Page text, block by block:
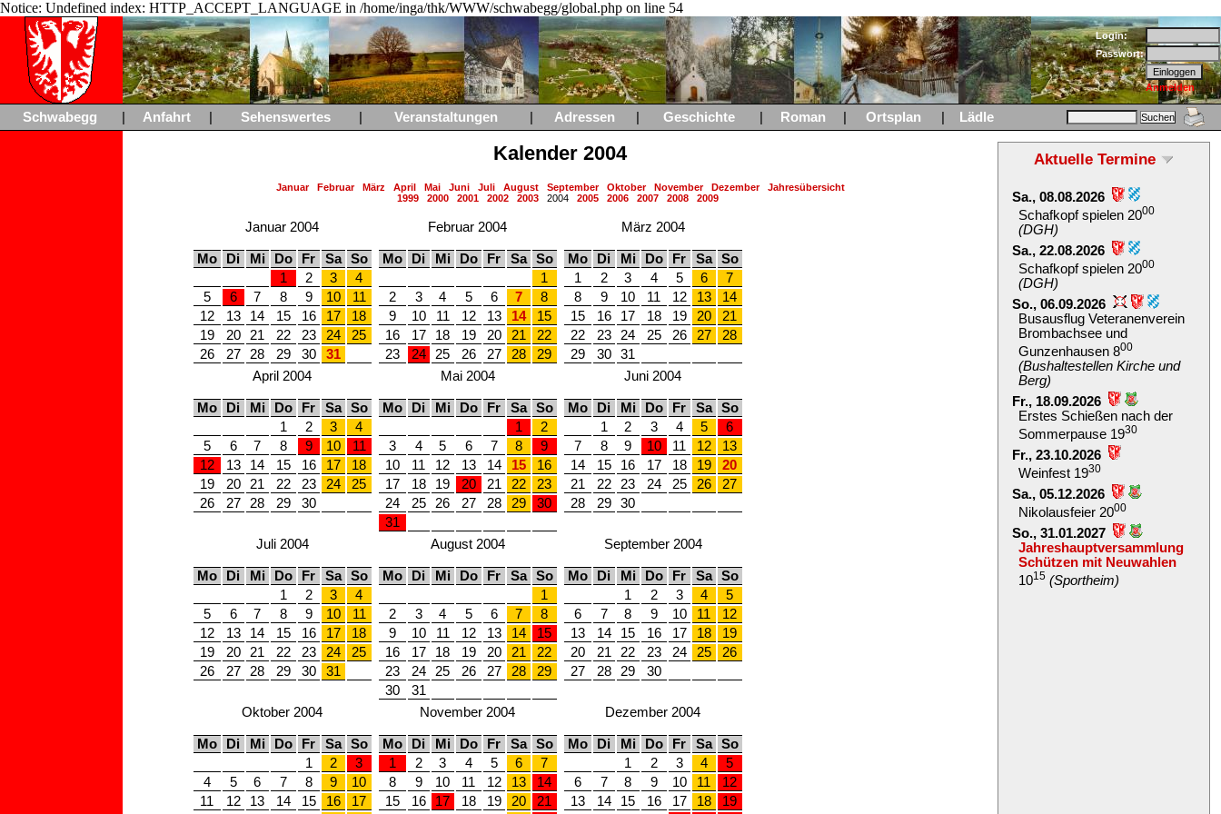
Notice: Undefined index: HTTP_ACCEPT_LANGUAGE in /home/inga/thk/WWW/schwabegg/global.php on line 54
Login:
Passwort:
Anmelden
Schwabegg Anfahrt Sehenswertes Veranstaltungen Adressen Geschichte Roman Ortsplan Lädle
Kalender 2004
Januar Februar März April Mai Juni Juli August September Oktober November Dezember
Jahresübersicht
1999
2000 2001 2002 20032004 2005 2006 2007 2008 2009
Januar 2004
Mo Di Mi Do Fr Sa
So
1
2 3
4
5
6 7 8 9 10
11
12
13 14 15 16 17
18
19
20 21 22 23 24
25
26
27 28 29 30 31
Februar 2004
Mo Di Mi Do Fr Sa
So
1
2
3 4 5 6 7
8
9
10 11 12 13 14
15
16
17 18 19 20 21
22
23
24 25 26 27 28 29
März 2004
Mo Di Mi Do Fr Sa
So
1
2 3 4 5 6
7
8
9 10 11 12 13
14
15
16 17 18 19 20
21
22
23 24 25 26 27
28
29
30
31
April 2004
Mo Di Mi Do Fr Sa
So
1
2 3
4
5
6 7 8 9 10
11
12
13 14 15 16 17
18
19
20 21 22 23 24
25
26
27 28 29 30
Mai 2004
Mo Di Mi Do Fr Sa
So
1
2
3
4 5 6 7 8
9
10
11 12 13 14 15
16
17
18 19 20 21 22
23
24
25 26 27 28 29
30
31
Juni 2004
Mo Di Mi Do Fr Sa
So
1
2 3 4 5
6
7
8 9 10 11 12
13
14
15 16 17 18 19
20
21
22 23 24 25 26
27
28
29 30
Juli 2004
Mo Di Mi Do Fr Sa
So
1
2 3
4
5
6 7 8 9 10
11
12
13 14 15 16 17
18
19
20 21 22 23 24
25
26
27 28 29 30 31
August 2004
Mo Di Mi Do Fr Sa
So
1
2
3 4 5 6 7
8
9
10 11 12 13 14
15
16
17 18 19 20 21
22
23
24 25 26 27 28
29
30
31
September 2004
Mo Di Mi Do Fr Sa
So
1
2 3 4
5
6
7 8 9 10 11
12
13
14 15 16 17 18
19
20
21 22 23 24 25
26
27
28 29 30
Oktober 2004
Mo Di Mi Do Fr Sa
So
1
2
3
4
5 6 7 8 9
10
11
12 13 14 15 16
17
November 2004
Mo Di Mi Do Fr Sa
So
1
2 3 4 5 6
7
8
9 10 11 12 13
14
15
16 17 18 19 20
21
Dezember 2004
Mo Di Mi Do Fr Sa
So
1
2 3 4
5
6
7 8 9 10 11
12
13
14 15 16 17 18
19
Aktuelle Termine
Sa., 08.08.2026
Schafkopf spielen 2000
(DGH)
Sa., 22.08.2026
Schafkopf spielen 2000
(DGH)
So., 06.09.2026
Busausflug Veteranenverein
Brombachsee und
Gunzenhausen 800
(Bushaltestellen Kirche und
Berg)
Fr., 18.09.2026
Erstes Schießen nach der
Sommerpause 1930
Fr., 23.10.2026
Weinfest 1930
Sa., 05.12.2026
Nikolausfeier 2000
So., 31.01.2027
Jahreshauptversammlung
Schützen mit Neuwahlen
1015 (Sportheim)